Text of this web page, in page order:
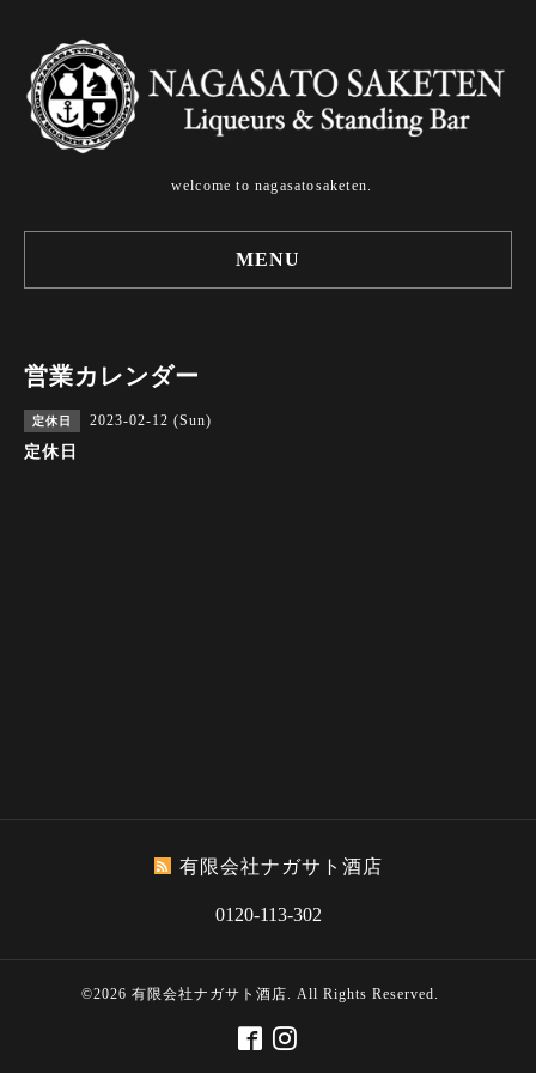
welcome to nagasatosaketen.
MENU
営業カレンダー
定休日 2023-02-12 (Sun)
定休日
有限会社ナガサト酒店
0120-113-302
©2026 有限会社ナガサト酒店. All Rights Reserved.